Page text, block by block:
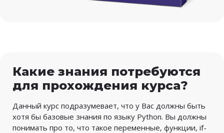
Какие знания потребуются
для прохождения курса?
Данный курс подразумевает, что у Вас должны быть
хотя бы базовые знания по языку Python. Вы должны
понимать про то, что такое переменные, функции, if-